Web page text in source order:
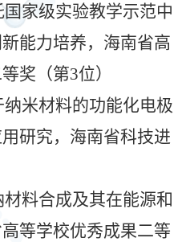
国家级实验教学示范中
能力培养，海南省高
奖（第3位）
纳米材料的功能化电极
研究，海南省科技进
材料合成及其在能源和
等学校优秀成果二等